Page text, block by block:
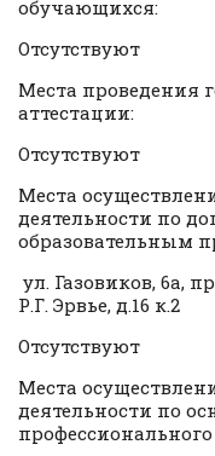
обучающихся:
Отсутствуют
Места проведения
аттестации:
Отсутствуют
Места
деятельности по
образовательным
ул. Газовиков, 6а,
Р.Г. Эрвье, д.16 к.2
Отсутствуют
Места
деятельности по